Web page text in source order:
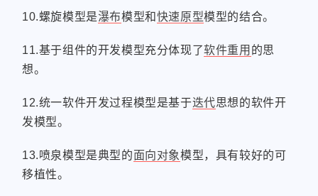
10.螺旋模型是瀑布模型和快速原型模型的结合。
11.基于组件的开发模型充分体现了软件重用 的思
想。
12.统一软件开发过程模型是基于迭代思想的软件开
发模型。
13.喷泉模型是典型的面向对象模型，具有较好的可
移植性。